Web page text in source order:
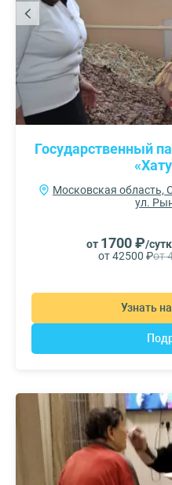
Государственный
Московская область,
ул.
от 1700 ₽/
от 42500 ₽от
Узнать